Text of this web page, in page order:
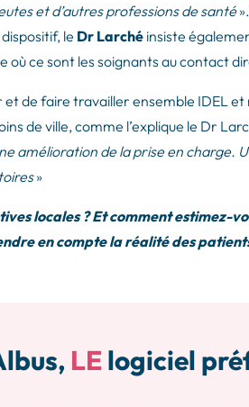
et d’autres professions de santé
le Dr Larché insiste
où ce sont les soignants au contact
de faire travailler ensemble IDEL et
de ville, comme l’explique le Dr
amélioration de la prise en charge.
»
locales ? Et comment estimez-
en compte la réalité des
LElogiciel